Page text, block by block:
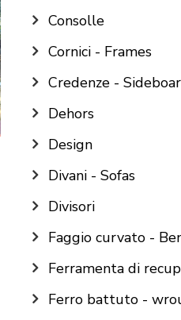
Consolle
Cornici - Frames
Credenze -
Dehors
Design
Divani - Sofas
Divisori
Faggio curvato -
Ferramenta di
Ferro battuto -